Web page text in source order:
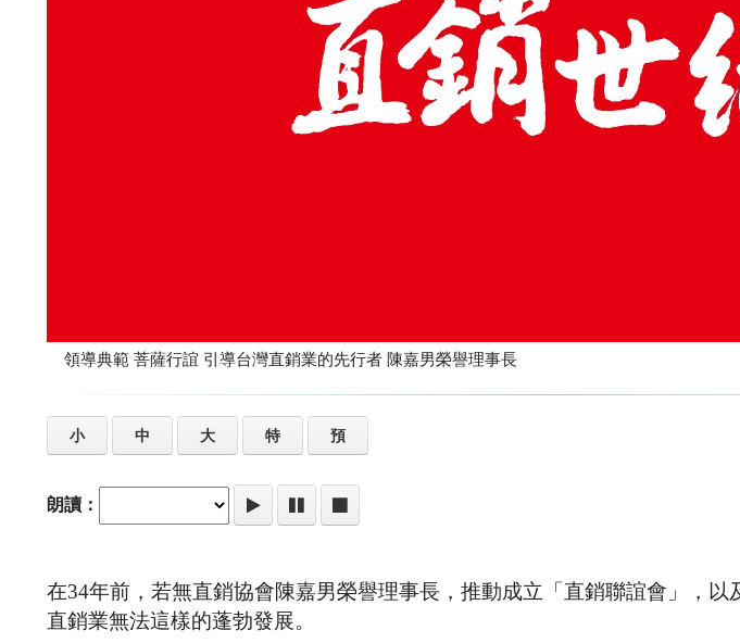
領導典範 菩薩行誼 引導台灣直銷業的先行者 陳嘉男榮譽理事長
小 中 大 特 預
朗讀：
在34年前，若無直銷協會陳嘉男榮譽理事長，推動成立「直銷聯誼會」，以
直銷業無法這樣的蓬勃發展。